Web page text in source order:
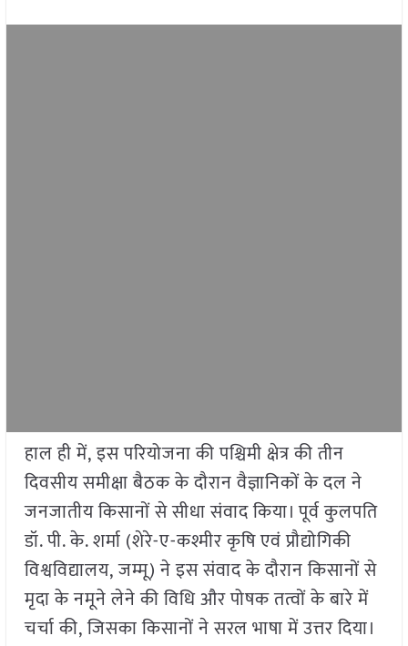
हाल ही में, इस परियोजना की पश्चिमी क्षेत्र की तीन
दिवसीय समीक्षा बैठक के दौरान वैज्ञानिकों के दल ने
जनजातीय किसानों से सीधा संवाद किया। पूर्व कुलपति
डॉ. पी. के. शर्मा (शेरे-ए-कश्मीर कृषि एवं प्रौद्योगिकी
विश्वविद्यालय, जम्मू) ने इस संवाद के दौरान किसानों से
मृदा के नमूने लेने की विधि और पोषक तत्वों के बारे में
चर्चा की, जिसका किसानों ने सरल भाषा में उत्तर दिया।